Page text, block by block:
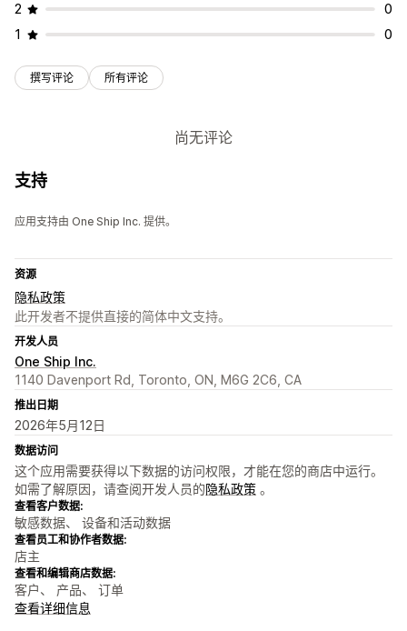
2
0
1
0
撰写评论 所有评论
尚无评论
支持
应用支持由 One Ship Inc. 提供。
资源
隐私政策
此开发者不提供直接的简体中文支持。
开发人员
One Ship Inc.
1140 Davenport Rd, Toronto, ON, M6G 2C6, CA
推出日期
2026年5月12日
数据访问
这个应用需要获得以下数据的访问权限，才能在您的商店中运行。
如需了解原因，请查阅开发人员的隐私政策 。
查看客户数据:
敏感数据、 设备和活动数据
查看员工和协作者数据:
店主
查看和编辑商店数据:
客户、 产品、 订单
查看详细信息